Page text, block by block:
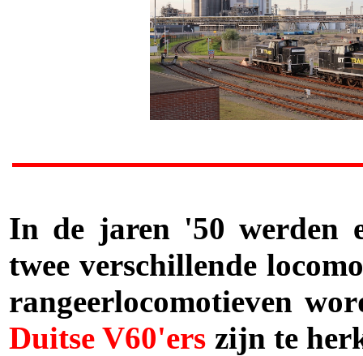
In de jaren '50 werden
twee verschillende
rangeerlocomotieven
Duitse V60'ers zijn te